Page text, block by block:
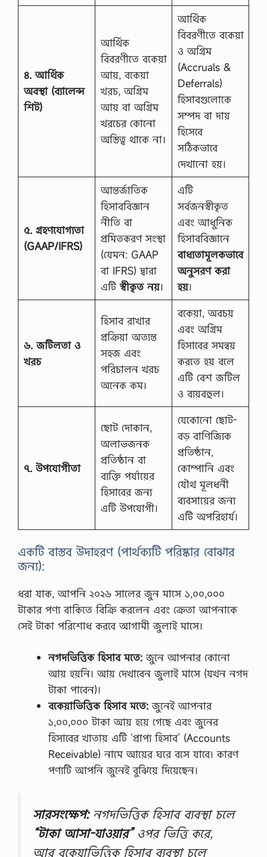
৪. আর্থিক
অবস্থা (ব্যালেন্স
শিট)
আর্থিক
বিবরণীতে বকেয়া
আয়, বকেয়া
খরচ, অগ্রিম
আয় বা অগ্রিম
খরচের কোনো
অস্তিত্ব থাকে না।
আর্থিক
বিবরণীতে বকেয়া
ও অগ্রিম
(Accruals &
Deferrals)
হিসাবগুলোকে
সম্পদ বা দায়
হিসেবে
সঠিকভাবে
দেখানো হয়।
৫. গ্রহণযোগ্যতা
(GAAP/IFRS)
আন্তর্জাতিক
হিসাববিজ্ঞান
নীতি বা
প্রমিতকরণ সংস্থা
(যেমন: GAAP
বা IFRS) দ্বারা
এটিস্বীকৃত নয়।
এটি
সর্বজনস্বীকৃত
এবং আধুনিক
হিসাববিজ্ঞানে
বাধ্যতামূলকভাবে
অনুসরণ করা
হয়।
৬. জটিলতা ও
খরচ
হিসাব রাখার
প্রক্রিয়া অত্যন্ত
সহজ এবং
পরিচালন খরচ
অনেক কম।
বকেয়া, অবচয়
এবং অগ্রিম
হিসাবের সমন্বয়
করতে হয় বলে
এটি বেশ জটিল
ও ব্যয়বহুল।
৭. উপযোগীতা
ছোট দোকান,
অলাভজনক
প্রতিষ্ঠান বা
ব্যক্তি পর্যায়ের
হিসাবের জন্য
এটি উপযোগী।
যেকোনো ছোট-
বড় বাণিজ্যিক
প্রতিষ্ঠান,
কোম্পানি এবং
যৌথ মূলধনী
ব্যবসায়ের জন্য
এটি অপরিহার্য।
একটি বাস্তব উদাহরণ (পার্থক্যটি পরিষ্কার বোঝার
জন্য):
ধরা যাক, আপনি ২০২৬ সালের জুন মাসে ১,০০,০০০
টাকার পণ্য বাকিতে বিক্রি করলেন এবং ক্রেতা আপনাকে
সেই টাকা পরিশোধ করবে আগামী জুলাই মাসে।
নগদভিত্তিক হিসাব মতে: জুনে আপনার কোনো
আয় হয়নি। আয় দেখাবেন জুলাই মাসে (যখন নগদ
টাকা পাবেন)।
বকেয়াভিত্তিক হিসাব মতে: জুনেই আপনার
১,০০,০০০ টাকা আয় হয়ে গেছে এবং জুনের
হিসাবের খাতায় এটি ‘প্রাপ্য হিসাব’ (Accounts
Receivable) নামে আয়ের ঘরে বসে যাবে। কারণ
পণ্যটি আপনি জুনেই বুঝিয়ে দিয়েছেন।
সারসংক্ষেপ:নগদভিত্তিক হিসাব ব্যবস্থা চলে
“টাকা আসা-যাওয়ার”ওপর ভিত্তি করে,
আর বকেয়াভিত্তিক হিসাব ব্যবস্থা চলে